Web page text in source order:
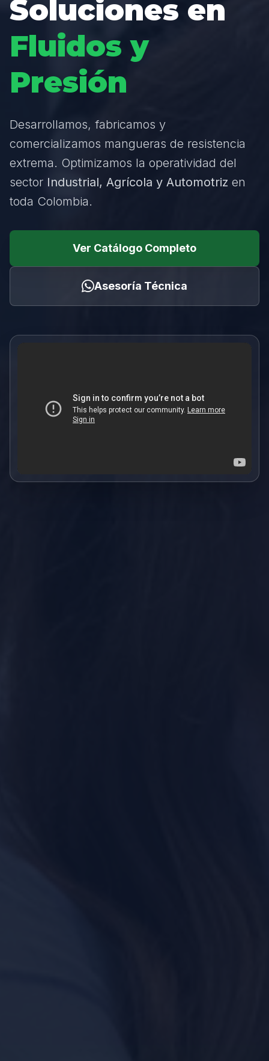
Soluciones en
Fluidos y
Presión
Desarrollamos, fabricamos y
comercializamos mangueras de resistencia
extrema. Optimizamos la operatividad del
sector Industrial, Agrícola y Automotriz en
toda Colombia.
Ver Catálogo Completo
Asesoría Técnica